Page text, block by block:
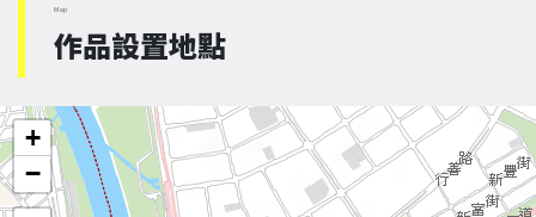
Map
作品設置地點
+
−